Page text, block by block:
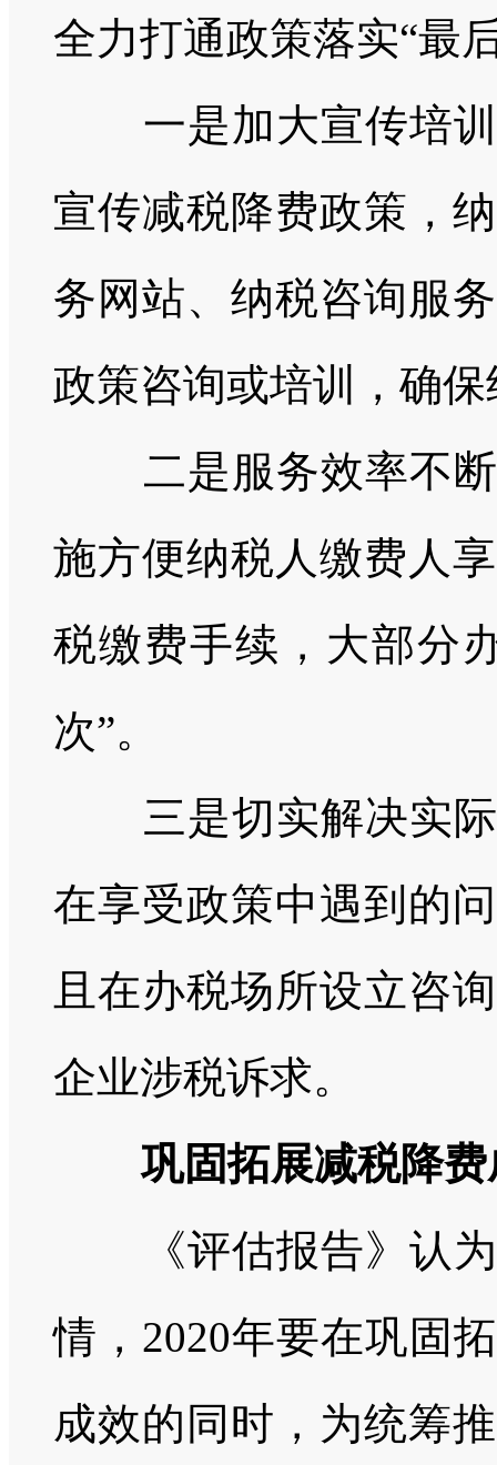
全力打通政策落实“最
一是加大宣传培训
宣传减税降费政策，
务网站、纳税咨询服
政策咨询或培训，确
二是服务效率不断
施方便纳税人缴费人
税缴费手续，大部分
次”。
三是切实解决实际
在享受政策中遇到的
且在办税场所设立咨
企业涉税诉求。
巩固拓展减税降费
《评估报告》认为
情， 2020年要在巩固
成效的同时，为统筹